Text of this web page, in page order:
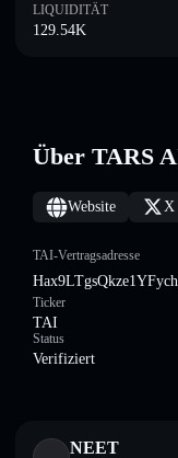
LIQUIDITÄT
129.54K
Über TARS
Website X
TAI-Vertragsadresse
Ticker
TAI
Status
Verifiziert
NEET